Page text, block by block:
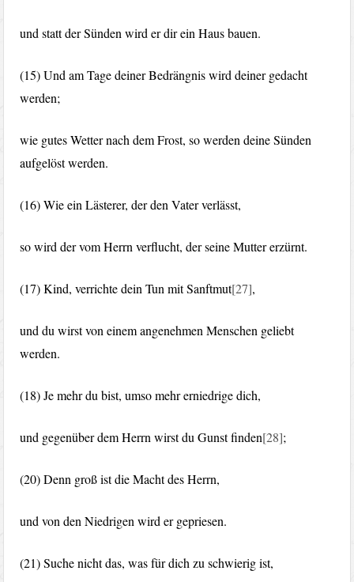
und statt der Sünden wird er dir ein Haus bauen.
(15) Und am Tage deiner Bedrängnis wird deiner gedacht
werden;
wie gutes Wetter nach dem Frost, so werden deine Sünden
aufgelöst werden.
(16) Wie ein Lästerer, der den Vater verlässt,
so wird der vom Herrn verflucht, der seine Mutter erzürnt.
(17) Kind, verrichte dein Tun mit Sanftmut[27],
und du wirst von einem angenehmen Menschen geliebt
werden.
(18) Je mehr du bist, umso mehr erniedrige dich,
und gegenüber dem Herrn wirst du Gunst finden[28];
(20) Denn groß ist die Macht des Herrn,
und von den Niedrigen wird er gepriesen.
(21) Suche nicht das, was für dich zu schwierig ist,